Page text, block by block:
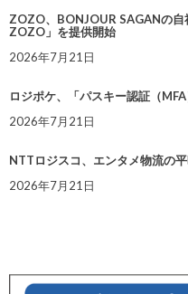
ZOZO、BONJOUR SAGANの
ZOZO」を提供開始
2026年7月21日
ロジポケ、「パスキー認証（
2026年7月21日
NTTロジスコ、エンタメ物流の
2026年7月21日